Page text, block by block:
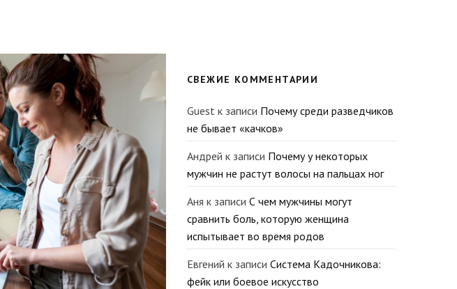
СВЕЖИЕ КОММЕНТАРИИ
Guest к записи Почему среди разведчиков
не бывает «качков»
Андрей к записи Почему у некоторых
мужчин не растут волосы на пальцах ног
Аня к записи С чем мужчины могут
сравнить боль, которую женщина
испытывает во время родов
Евгений к записи Система Кадочникова:
фейк или боевое искусство